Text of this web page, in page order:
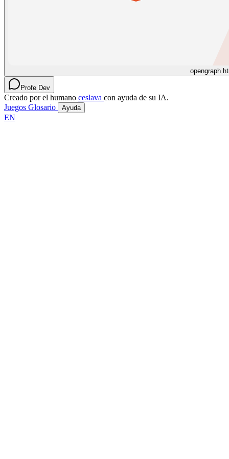
opengraph
Profe Dev
Creado por el humano ceslava con ayuda de su IA.
Juegos Glosario Ayuda
EN